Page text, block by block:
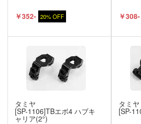
￥352- 20% OFF ￥308-
タミヤ
[SP-1106]TBエボ4 ハブキ
ャリア(2°)
タミヤ
[SP-